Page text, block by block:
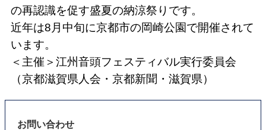
の再認識を促す盛夏の納涼祭りです。
近年は8月中旬に京都市の岡崎公園で開催されて
います。
＜主催＞江州音頭フェスティバル実行委員会
（京都滋賀県人会・京都新聞・滋賀県）
お問い合わせ